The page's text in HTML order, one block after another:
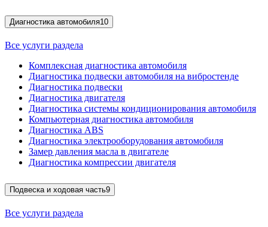
Диагностика автомобиля10
Все услуги раздела
Комплексная диагностика автомобиля
Диагностика подвески автомобиля на вибростенде
Диагностика подвески
Диагностика двигателя
Диагностика системы кондиционирования автомобиля
Компьютерная диагностика автомобиля
Диагностика ABS
Диагностика электрооборудования автомобиля
Замер давления масла в двигателе
Диагностика компрессии двигателя
Подвеска и ходовая часть9
Все услуги раздела